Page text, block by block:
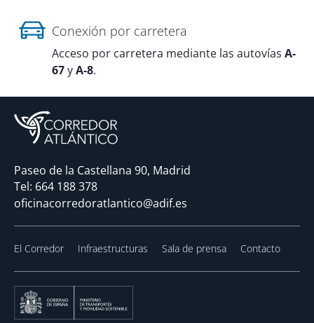
Conexión por carretera
Acceso por carretera mediante las autovías A-
67yA-8.
Paseo de la Castellana 90, Madrid
Tel: 664 188 378
oficinacorredoratlantico@adif.es
El Corredor Infraestructuras Sala de prensa Contacto